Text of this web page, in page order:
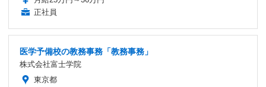
正社員
医学予備校の教務事務「教務事務」
株式会社富士学院
東京都